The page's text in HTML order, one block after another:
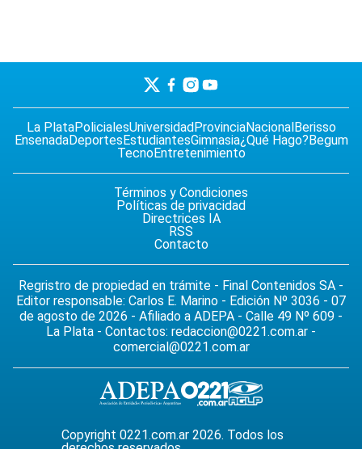
La PlataPolicialesUniversidadProvinciaNacionalBerisso
EnsenadaDeportesEstudiantesGimnasia¿Qué Hago?Begum
TecnoEntretenimiento
Términos y Condiciones
Políticas de privacidad
Directrices IA
RSS
Contacto
Regristro de propiedad en trámite - Final Contenidos SA -
Editor responsable: Carlos E. Marino - Edición Nº 3036 - 07
de agosto de 2026 - Afiliado a ADEPA - Calle 49 Nº 609 -
La Plata - Contactos: redaccion@0221.com.ar -
comercial@0221.com.ar
Copyright 0221.com.ar 2026. Todos los